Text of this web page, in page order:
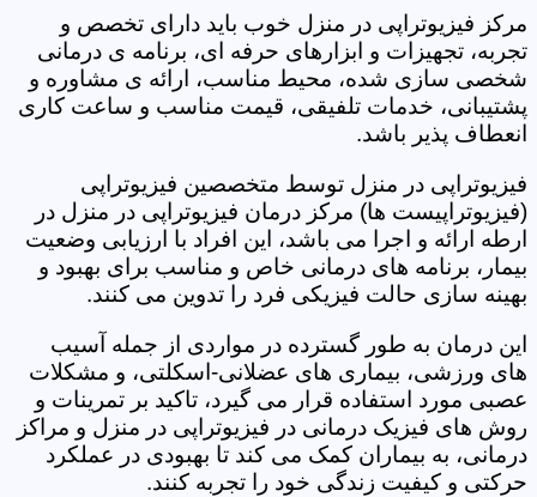
مرکز فیزیوتراپی در منزل خوب باید دارای تخصص و
تجربه، تجهیزات و ابزارهای حرفه ای، برنامه ی درمانی
شخصی سازی شده، محیط مناسب، ارائه ی مشاوره و
پشتیبانی، خدمات تلفیقی، قیمت مناسب و ساعت کاری
انعطاف پذیر باشد.
فیزیوتراپی در منزل توسط متخصصین فیزیوتراپی
(فیزیوتراپیست ها) مرکز درمان فیزیوتراپی در منزل در
ارطه ارائه و اجرا می باشد، این افراد با ارزیابی وضعیت
بیمار، برنامه های درمانی خاص و مناسب برای بهبود و
بهینه سازی حالت فیزیکی فرد را تدوین می کنند.
این درمان به طور گسترده در مواردی از جمله آسیب
های ورزشی، بیماری های عضلانی-اسکلتی، و مشکلات
عصبی مورد استفاده قرار می گیرد، تاکید بر تمرینات و
روش های فیزیک درمانی در فیزیوتراپی در منزل و مراکز
درمانی، به بیماران کمک می کند تا بهبودی در عملکرد
حرکتی و کیفیت زندگی خود را تجربه کنند.